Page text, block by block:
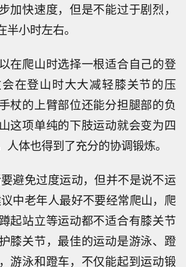
加快速度，但是不能过于剧烈，
小时左右。
在爬山时选择一根适合自己的登
在登山时大大减轻膝关节的压
杖的上臂部位还能分担腿部的负
这项单纯的下肢运动就会变为四
人体也得到了充分的协调锻炼。
避免过度运动，但并不是说不运
中老年人最好不要经常爬山，爬
起站立等运动都不适合有膝关节
膝关节，最佳的运动是游泳、蹬
游泳和蹬车，不仅能起到运动锻